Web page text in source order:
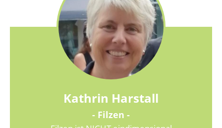
Kathrin Harstall
- Filzen -